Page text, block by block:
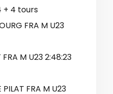
+ 4 tours
FRA M U23
FRA M U23 2:48:23
FRA M U23